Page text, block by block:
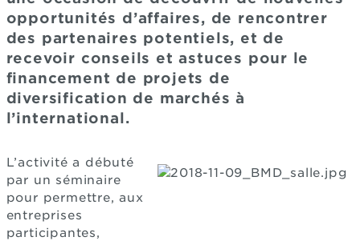
opportunités d’affaires, de rencontrer
des partenaires potentiels, et de
recevoir conseils et astuces pour le
financement de projets de
diversification de marchés à
l’international.
L’activité a débuté
par un séminaire
pour permettre, aux
entreprises
participantes,